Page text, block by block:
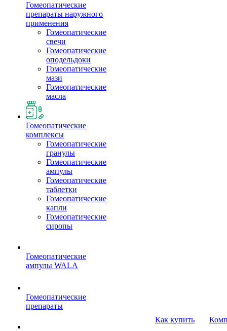
Гомеопатические
препараты наружного
применения
Гомеопатические
свечи
Гомеопатические
оподельдоки
Гомеопатические
мази
Гомеопатические
масла
Гомеопатические
комплексы
Гомеопатические
гранулы
Гомеопатические
ампулы
Гомеопатические
таблетки
Гомеопатические
капли
Гомеопатические
сиропы
Гомеопатические
ампулы WALA
Гомеопатические
препараты
Как купить